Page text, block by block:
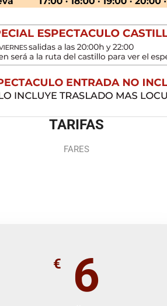
TARIFAS
FARES
€ 6